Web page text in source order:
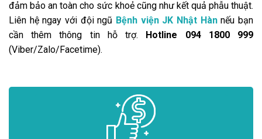
đảm bảo an toàn cho sức khoẻ cũng như kết quả phẫu thuật.
Liên hệ ngay với đội ngũ Bệnh viện JK Nhật Hànnếu bạn
cần thêm thông tin hỗ trợ.
Hotline 094 1800 999
(Viber/Zalo/Facetime).